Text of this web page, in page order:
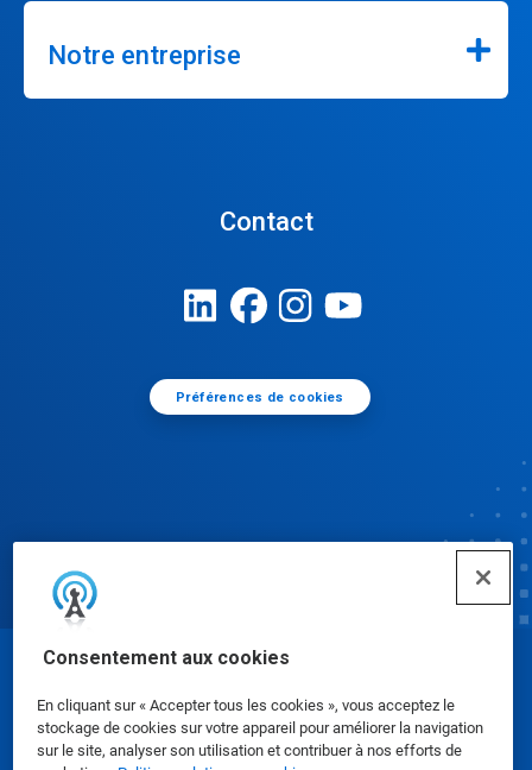
Consentement aux cookies
En cliquant sur « Accepter tous les cookies », vous acceptez le
stockage de cookies sur votre appareil pour améliorer la navigation
sur le site, analyser son utilisation et contribuer à nos efforts de
Notre entreprise
Contact
Préférences de cookies
Fiches de données de sécurité|Politique de